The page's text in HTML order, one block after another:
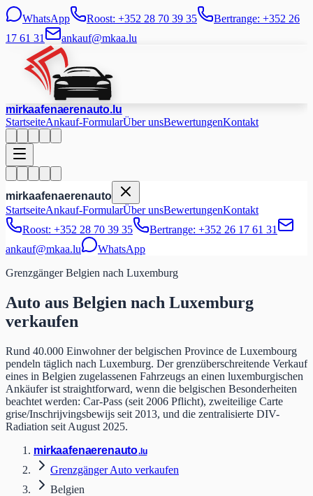
WhatsApp Roost: +352 28 70 39 35
Bertrange: +352 26
17 61 31
ankauf@mkaa.lu
mirkaafenaerenauto.lu
StartseiteAnkauf-FormularÜber unsBewertungenKontakt
mirkaafenaerenauto
StartseiteAnkauf-FormularÜber unsBewertungenKontakt
Roost: +352 28 70 39 35
Bertrange: +352 26 17 61 31
ankauf@mkaa.lu
WhatsApp
Grenzgänger Belgien nach Luxemburg
Auto aus Belgien nach Luxemburg
verkaufen
Rund 40.000 Einwohner der belgischen Province de Luxembourg
pendeln täglich nach Luxemburg. Der grenzüberschreitende Verkauf
eines in Belgien zugelassenen Fahrzeugs an einen luxemburgischen
Ankäufer ist straightforward, wenn die belgischen Besonderheiten
beachtet werden: Car-Pass (seit 2006 Pflicht), zweiteilige Carte
grise/Inschrijvingsbewijs seit 2013, und die zentralisierte DIV-
Radiation seit August 2025.
mirkaafenaerenauto.lu
Grenzgänger Auto verkaufen
Belgien